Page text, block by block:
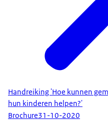
Handreiking 'Hoe kunnen
hun kinderen helpen?'
Brochure31-10-2020